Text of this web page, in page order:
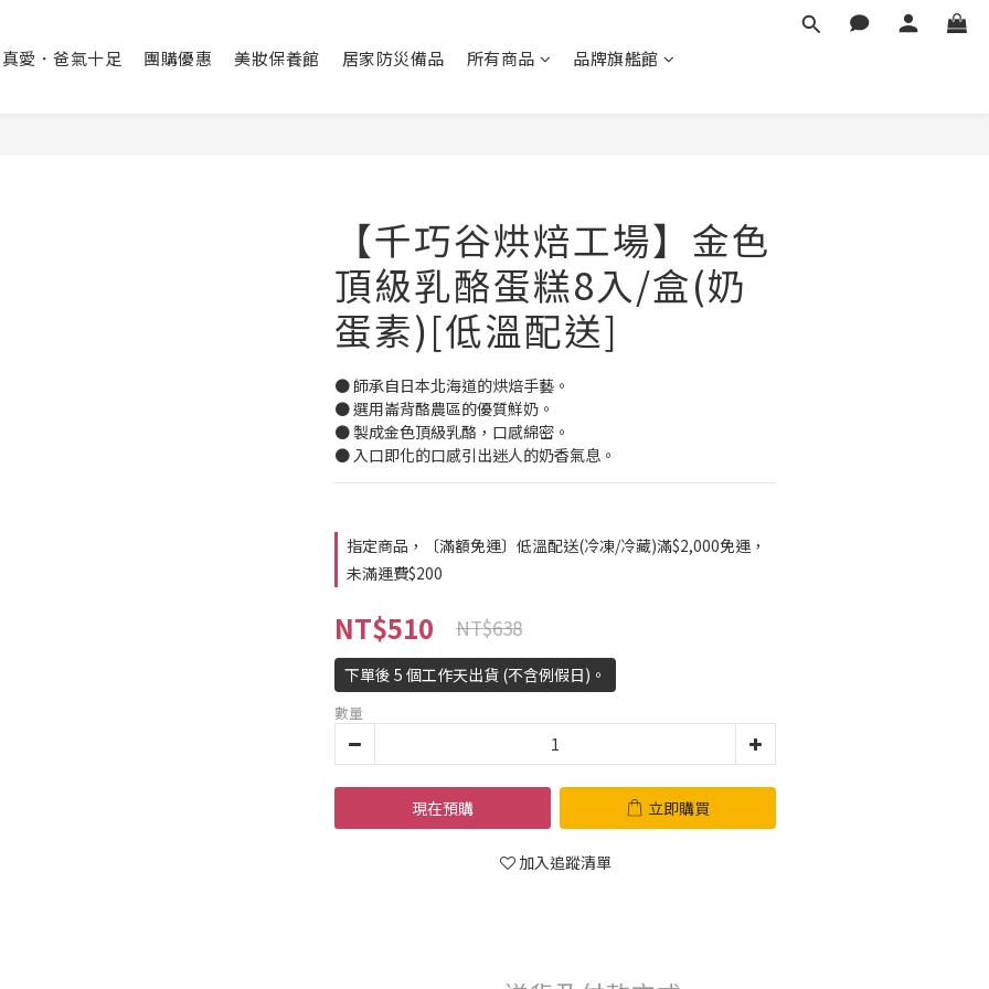
愛．爸氣十足 團購優惠 美妝保養館 居家防災備品 所有商品 品牌旗艦館
【千巧谷烘焙工場】金色
頂級乳酪蛋糕8入/盒(奶
蛋素)[低溫配送]
● 師承自日本北海道的烘焙手藝。
● 選用崙背酪農區的優質鮮奶。
● 製成金色頂級乳酪，口感綿密。
● 入口即化的口感引出迷人的奶香氣息。
指定商品，〔滿額免運〕低溫配送(冷凍/冷藏)滿$2,000免運，
未滿運費$200
NT$510 NT$638
下單後 5 個工作天出貨 (不含例假日)。
數量
現在預購 立即購買
加入追蹤清單